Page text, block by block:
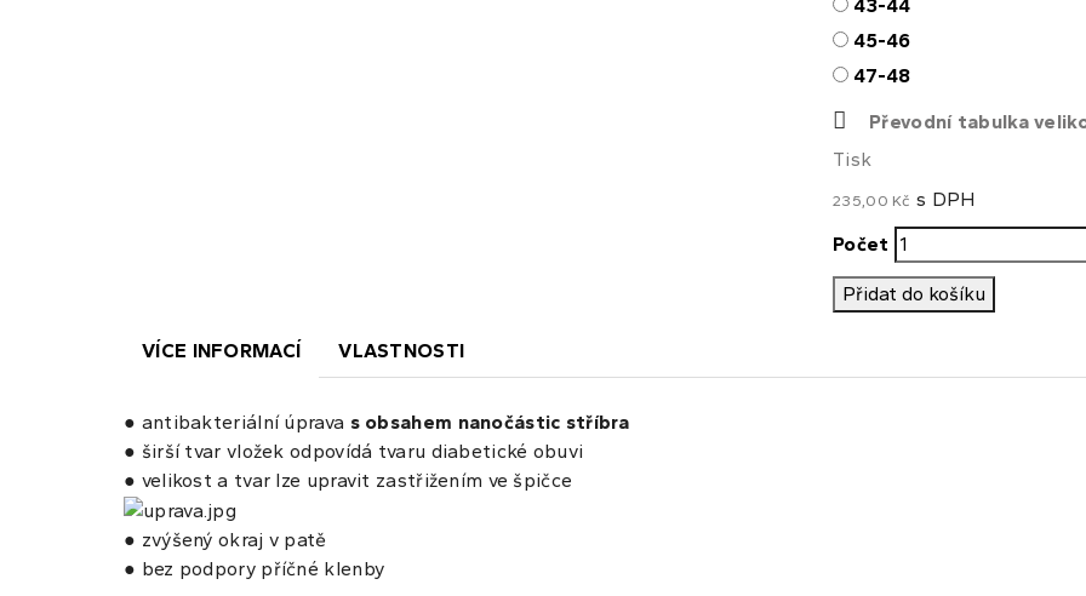
43-44
45-46
47-48
Převodní tabulka
Tisk
235,00 Kč s DPH
Počet
Přidat do košíku
VÍCE INFORMACÍ VLASTNOSTI
● antibakteriální úprava s obsahem nanočástic stříbra
● širší tvar vložek odpovídá tvaru diabetické obuvi
● velikost a tvar lze upravit zastřižením ve špičce
● zvýšený okraj v patě
● bez podpory příčné klenby